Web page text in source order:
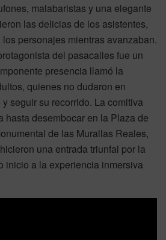
malabaristas y una elegante
las delicias de los asistentes,
personajes mientras avanzaban.
del pasacalles fue un
presencia llamó la
quienes no dudaron en
seguir su recorrido. La comitiva
hasta desembocar en la Plaza de
de las Murallas Reales,
una entrada triunfal por la
inicio a la experiencia inmersiva